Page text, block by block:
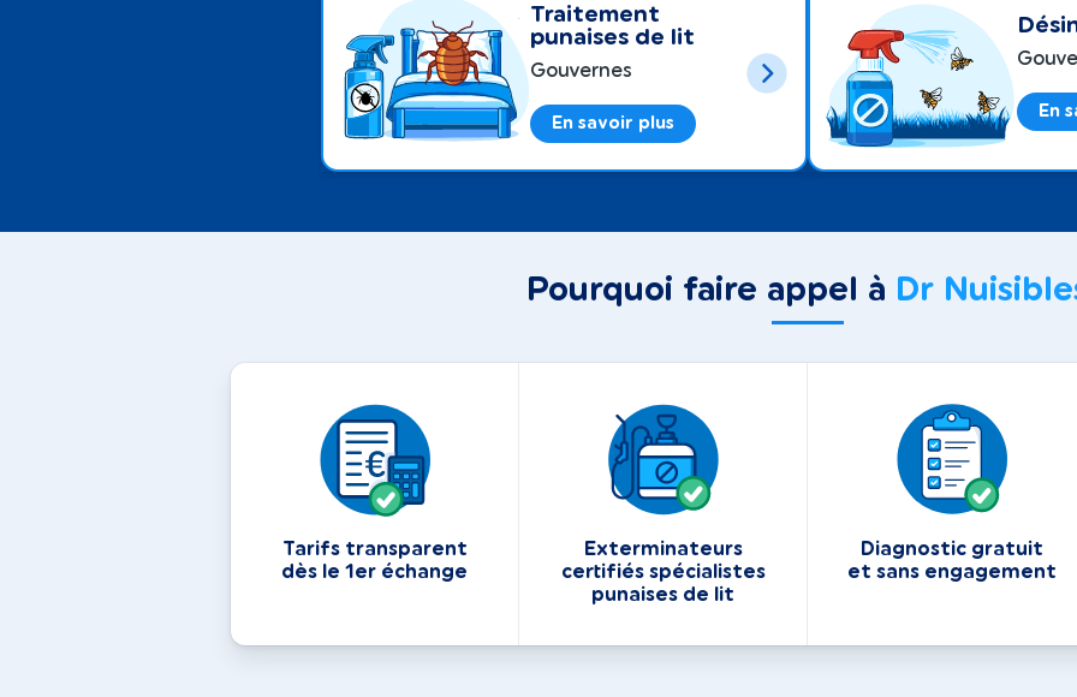
Traitement
punaises de lit
Gouvernes
En savoir plus
En
Pourquoi faire appel à Dr
Tarifs transparent
dès le 1er échange
Exterminateurs
certifiés spécialistes
punaises de lit
Diagnostic gratuit
et sans engagement